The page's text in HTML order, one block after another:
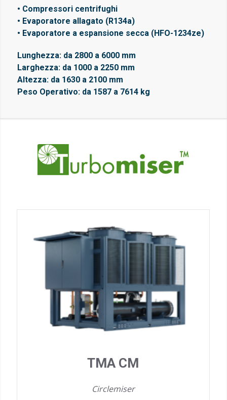
• Compressori centrifughi
• Evaporatore allagato (R134a)
• Evaporatore a espansione secca (HFO-1234ze)
Lunghezza: da 2800 a 6000 mm
Larghezza: da 1000 a 2250 mm
Altezza: da 1630 a 2100 mm
Peso Operativo: da 1587 a 7614 kg
TMA CM
Circlemiser